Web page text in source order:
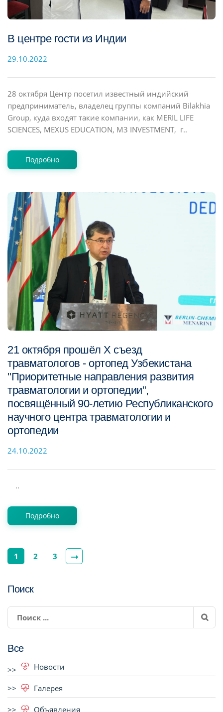
Поиск
Все
Новости
Галерея
Объявления
В центре гости из Индии
29.10.2022
28 октября Центр посетил известный индийский
предприниматель, владелец группы компаний Bilakhia
Group, куда входят такие компании, как MERIL LIFE
SCIENCES, MEXUS EDUCATION, M3 INVESTMENT, г..
Подробно
21 октября прошёл Х съезд
травматологов - ортопед Узбекистана
"Приоритетные направления развития
травматологии и ортопедии",
посвящённый 90-летию Республиканского
научного центра травматологии и
ортопедии
24.10.2022
..
Подробно
1 2 3